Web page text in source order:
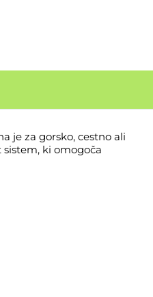
je za gorsko, cestno ali
sistem, ki omogoča